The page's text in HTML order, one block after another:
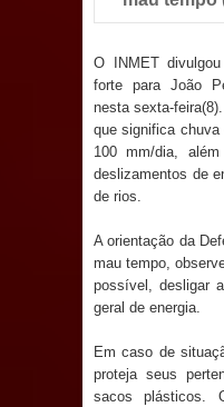
para
Anjos
O
aborda
jurídico
O INMET
forte para João
nesta sexta-
que significa
100 mm/dia,
deslizamentos de
de rios.
A orientação da
mau tempo,
possível, desligar
geral de energia.
Em caso de
proteja seus
sacos plásticos.